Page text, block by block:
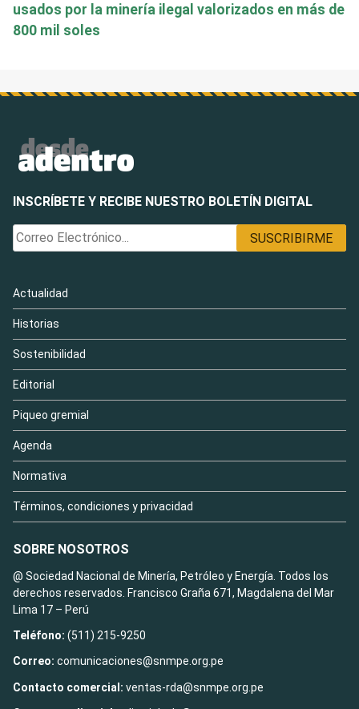
usados por la minería ilegal valorizados en más de
800 mil soles
INSCRÍBETE Y RECIBE NUESTRO BOLETÍN DIGITAL
Actualidad
Historias
Sostenibilidad
Editorial
Piqueo gremial
Agenda
Normativa
Términos, condiciones y privacidad
SOBRE NOSOTROS
@ Sociedad Nacional de Minería, Petróleo y Energía. Todos los
derechos reservados. Francisco Graña 671, Magdalena del Mar
Lima 17 – Perú
Teléfono: (511) 215-9250
Correo: comunicaciones@snmpe.org.pe
Contacto comercial: ventas-rda@snmpe.org.pe